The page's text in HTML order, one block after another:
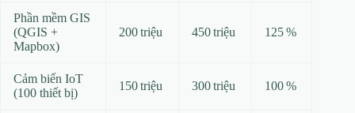
Phần mềm GIS
(QGIS +
Mapbox)
200 triệu 450 triệu 125 %
Cảm biến IoT
(100 thiết bị)
150 triệu 300 triệu 100 %